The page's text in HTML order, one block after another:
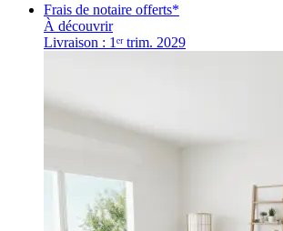
Frais de notaire offerts*
À découvrir
Livraison : 1ᵉʳ trim. 2029